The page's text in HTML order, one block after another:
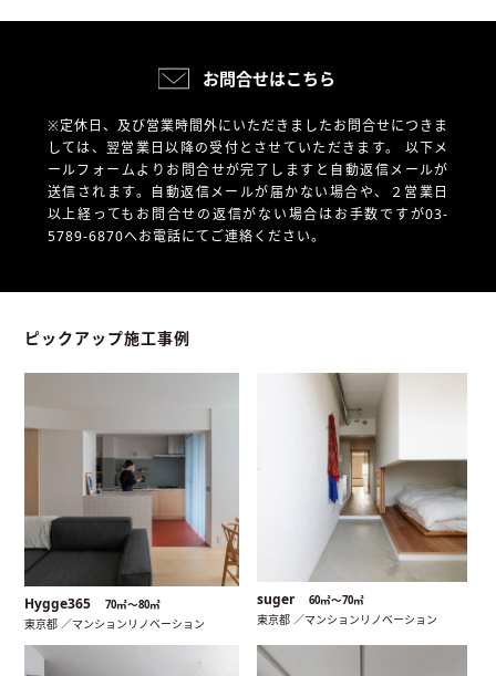
お問合せはこちら
※定休日、及び営業時間外にいただきましたお問合せにつきま
しては、翌営業日以降の受付とさせていただきます。 以下メ
ールフォームよりお問合せが完了しますと自動返信メールが
送信されます。自動返信メールが届かない場合や、
２営業日
以上経ってもお問合せの返信がない場合はお手数ですが03-
5789-6870へお電話にてご連絡ください。
ピックアップ施工事例
Hygge365 70㎡〜80㎡
東京都 ／マンションリノベーション
suger 60㎡〜70㎡
東京都 ／マンションリノベーション